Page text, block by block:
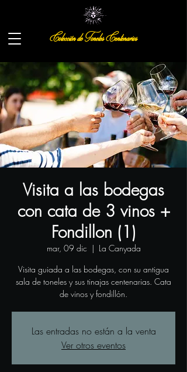
Colección de Toneles Centenarios
Visita a las bodegas
con cata de 3 vinos +
Fondillon (1)
mar, 09 dic
  |
La Canyada
Visita guiada a las bodegas, con su antigua
sala de toneles y sus tinajas centenarias. Cata
de vinos y fondillón.
Las entradas no están a la venta
Ver otros eventos